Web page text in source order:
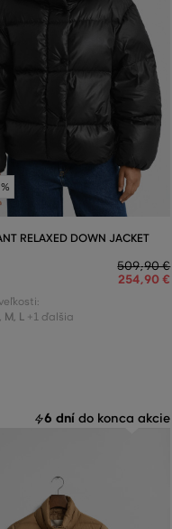
RELAXED DOWN JACKET
509,90 €
254,90 €
, M, L +1 ďalšia
6 dní do konca akcie